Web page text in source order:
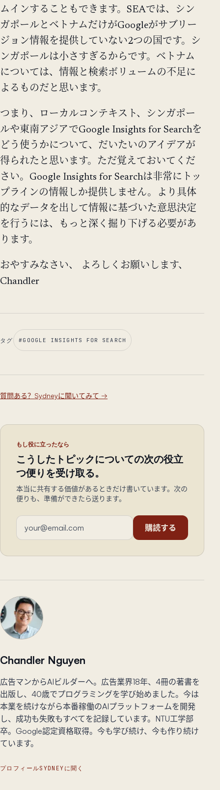
ムインすることもできます。SEAでは、シン
ガポールとベトナムだけがGoogleがサブリー
ジョン情報を提供していない2つの国です。シ
ンガポールは小さすぎるからです。ベトナム
については、情報と検索ボリュームの不足に
よるものだと思います。
つまり、ローカルコンテキスト、シンガポー
ルや東南アジアでGoogle Insights for Searchを
どう使うかについて、だいたいのアイデアが
得られたと思います。ただ覚えておいてくだ
さい。Google Insights for Searchは非常にトッ
プラインの情報しか提供しません。より具体
的なデータを出して情報に基づいた意思決定
を行うには、もっと深く掘り下げる必要があ
ります。
おやすみなさい、 よろしくお願いします、
Chandler
タグ #GOOGLE INSIGHTS FOR SEARCH
質問ある？Sydneyに聞いてみて →
もし役に立ったなら
こうしたトピックについての次の役立
つ便りを受け取る。
本当に共有する価値があるときだけ書いています。次の
便りも、準備ができたら送ります。
メールアドレス
購読する
Chandler Nguyen
広告マンからAIビルダーへ。広告業界18年、4冊の著書を
出版し、40歳でプログラミングを学び始めました。今は
本業を続けながら本番稼働のAIプラットフォームを開発
し、成功も失敗もすべてを記録しています。NTU工学部
卒。Google認定資格取得。今も学び続け、今も作り続け
ています。
プロフィールSYDNEYに聞く